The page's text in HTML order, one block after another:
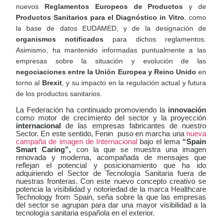
nuevos Reglamentos Europeos de Productosy de
Productos Sanitarios para el Diagnóstico in Vitro , como
la base de datos EUDAMED, y de la designación de
organismos notificados para dichos reglamentos.
Asimismo, ha mantenido informadas puntualmente a las
empresas sobre la situación y evolución de las
negociaciones entre la Unión Europea y Reino Unido en
torno al Brexit, y su impacto en la regulación actual y futura
de los productos sanitarios.
La Federación ha continuado promoviendo lainnovación
como motor de crecimiento del sector y la proyección
internacional
de las empresas fabricantes de nuestro
Sector. En este sentido, Fenin
puso en marcha una nueva
campaña de imagen de Internacional bajo el lema “Spain
Smart Caring”, con la que se muestra una imagen
renovada y moderna, acompañada de mensajes que
reflejan el potencial y posicionamiento que ha ido
adquiriendo el Sector de Tecnología Sanitaria fuera de
nuestras fronteras. Con este nuevo concepto creativo se
potencia la visibilidad y notoriedad de la marca Healthcare
Technology from Spain, seña sobre la que las empresas
del sector se agrupan para dar una mayor visibilidad a la
tecnología sanitaria española en el exterior.